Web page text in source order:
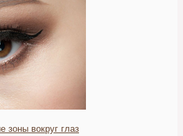
зоны вокруг глаз